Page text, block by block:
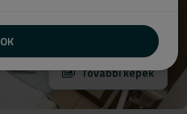
OK
További képek